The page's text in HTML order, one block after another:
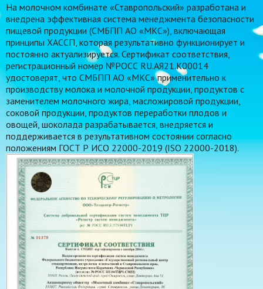
На молочном комбинате «Ставропольский» разработана и
внедрена эффективная система менеджмента безопасности
пищевой продукции (СМБПП АО «МКС»), включающая
принципы ХАССП, которая результативно функционирует и
постоянно актуализируется. Сертификат соответствия,
регистрационный номер №РОСС RU.АЯ21.К00014
удостоверят, что СМБПП АО «МКС» применительно к
производству молока и молочной продукции, продуктов с
заменителем молочного жира, масложировой продукции,
соковой продукции, продуктов переработки плодов и
овощей, шоколада разрабатывается, внедряется и
поддерживается в результативном состоянии согласно
положениям ГОСТ Р ИСО 22000-2019 (ISO 22000-2018).